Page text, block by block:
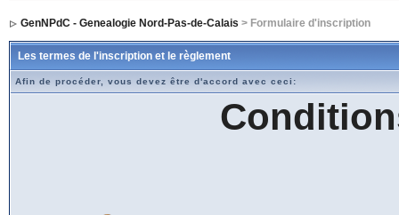
GenNPdC - Genealogie Nord-Pas-de-Calais > Formulaire d'inscription
Les termes de l'inscription et le règlement
Afin de procéder, vous devez être d'accord avec ceci: